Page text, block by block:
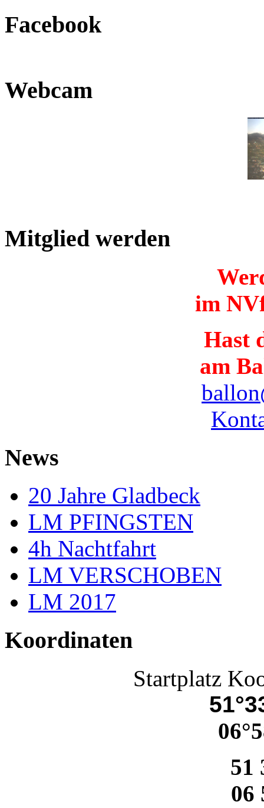
Facebook
Webcam
Mitglied werden
im
Hast
am
News
20 Jahre Gladbeck
LM PFINGSTEN
4h Nachtfahrt
LM VERSCHOBEN
LM 2017
Koordinaten
Startplatz
51
06